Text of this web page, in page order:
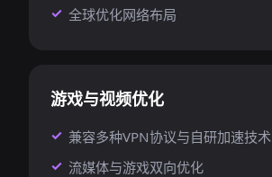
全球优化网络布局
游戏与视频优化
兼容多种VPN协议与自研加速技术
流媒体与游戏双向优化